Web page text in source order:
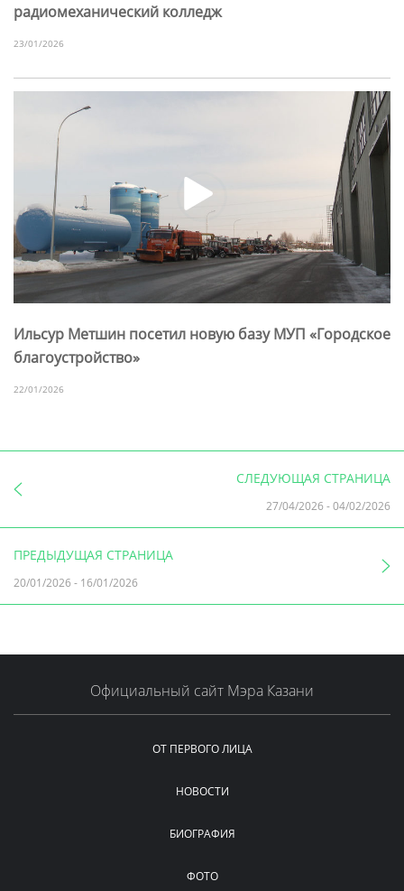
радиомеханический колледж
23/01/2026
Ильсур Метшин посетил новую базу МУП «Городское
благоустройство»
22/01/2026
СЛЕДУЮЩАЯ СТРАНИЦА
27/04/2026 -04/02/2026
ПРЕДЫДУЩАЯ СТРАНИЦА
20/01/2026 - 16/01/2026
Официальный сайт Мэра Казани
ОТ ПЕРВОГО ЛИЦА
НОВОСТИ
БИОГРАФИЯ
ФОТО